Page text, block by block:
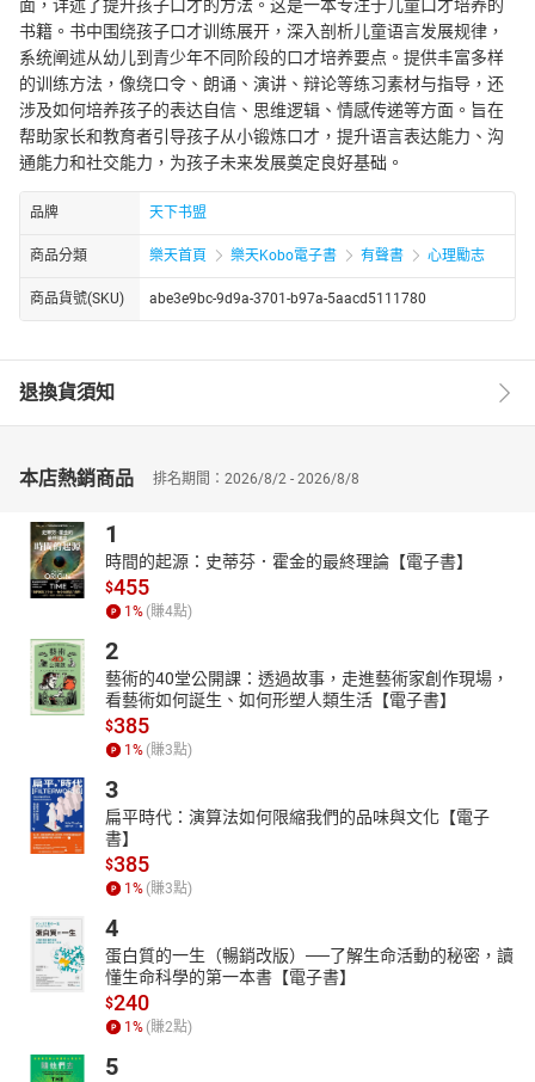
面，详述了提升孩子口才的方法。这是一本专注于儿童口才培养的
书籍。书中围绕孩子口才训练展开，深入剖析儿童语言发展规律，
系统阐述从幼儿到青少年不同阶段的口才培养要点。提供丰富多样
的训练方法，像绕口令、朗诵、演讲、辩论等练习素材与指导，还
涉及如何培养孩子的表达自信、思维逻辑、情感传递等方面。旨在
帮助家长和教育者引导孩子从小锻炼口才，提升语言表达能力、沟
通能力和社交能力，为孩子未来发展奠定良好基础。
品牌 天下书盟
商品分類 樂天首頁 樂天Kobo電子書 有聲書 心理勵志
商品貨號(SKU) abe3e9bc-9d9a-3701-b97a-5aacd5111780
退換貨須知
本店熱銷商品 排名期間：2026/8/2 - 2026/8/8
1
時間的起源：史蒂芬．霍金的最終理論【電子書】
$455
1% (賺4點)
2
藝術的40堂公開課：透過故事，走進藝術家創作現場，
看藝術如何誕生、如何形塑人類生活【電子書】
$385
1% (賺3點)
3
扁平時代：演算法如何限縮我們的品味與文化【電子
書】
$385
1% (賺3點)
4
蛋白質的一生（暢銷改版）──了解生命活動的秘密，讀
懂生命科學的第一本書【電子書】
$240
1% (賺2點)
5